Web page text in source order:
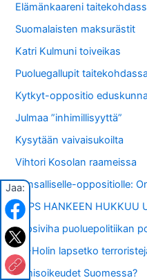
Elämänkaareni
Suomalaisten maksurästit
Katri Kulmuni toiveikas
Puoluegallupit taitekohdassa
Kytkyt-oppositio
Julmaa ”inhimillisyyttä”
Kysytään vaivaisukoilta
Vihtori Kosolan raameissa
Kansalliselle-oppositiolle:
LAPS HANKEEN HUKKUU
Lapsiviha puoluepolitiikan
AL-Holin lapsetko
Ihmisoikeudet Suomessa?
Jaa: